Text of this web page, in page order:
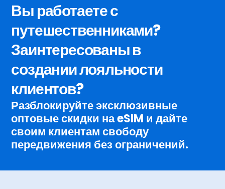
Вы работаете с
путешественниками?
Заинтересованы в
создании лояльности
клиентов?
Разблокируйте эксклюзивные
оптовые скидки на eSIM и дайте
своим клиентам свободу
передвижения без ограничений.